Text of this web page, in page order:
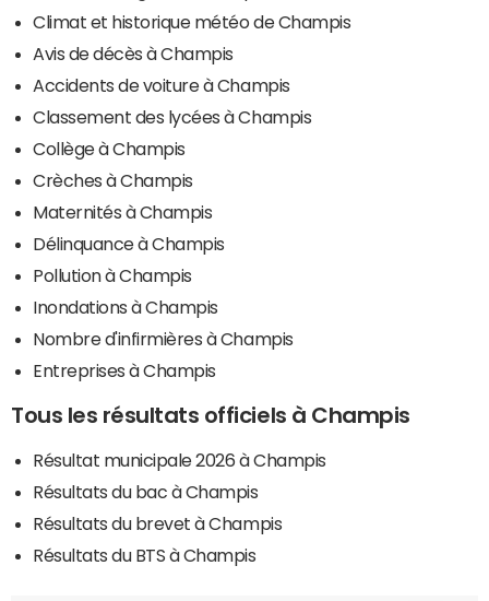
Climat et historique météo de Champis
Avis de décès à Champis
Accidents de voiture à Champis
Classement des lycées à Champis
Collège à Champis
Crèches à Champis
Maternités à Champis
Délinquance à Champis
Pollution à Champis
Inondations à Champis
Nombre d'infirmières à Champis
Entreprises à Champis
Tous les résultats officiels à Champis
Résultat municipale 2026 à Champis
Résultats du bac à Champis
Résultats du brevet à Champis
Résultats du BTS à Champis